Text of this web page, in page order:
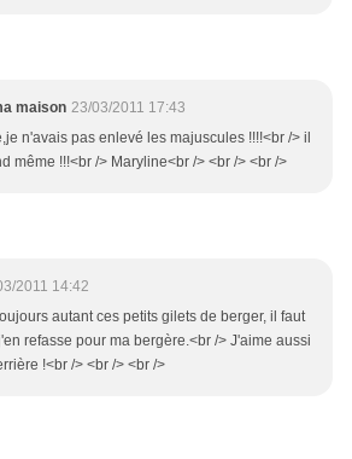
maison 23/03/2011 17:43
n'avais pas enlevé les majuscules !!!!<br /> il
même !!!<br /> Maryline<br /> <br /> <br />
2011 14:42
autant ces petits gilets de berger, il faut
refasse pour ma bergère.<br /> J'aime aussi
!<br /> <br /> <br />